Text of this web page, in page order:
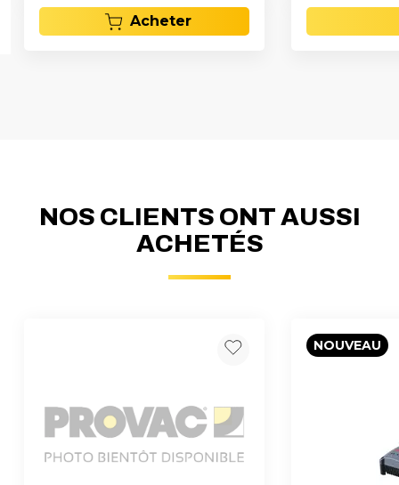
Acheter
NOS CLIENTS ONT AUSSI
ACHETÉS
NOUVEAU